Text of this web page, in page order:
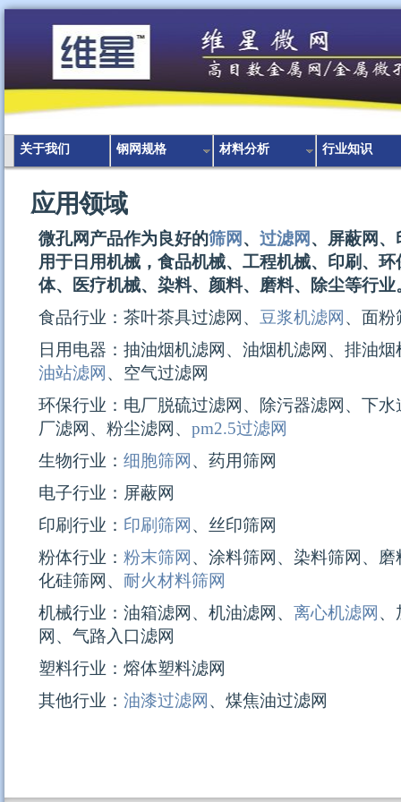
关于我们 钢网规格 材料分析 行业知识
应用领域
微孔网产品作为良好的筛网 、过滤网 、屏蔽网
用于日用机械，食品机械、工程机械、印刷、
体、医疗机械、染料、颜料、磨料、除尘等行业
食品行业：茶叶茶具过滤网、 豆浆机滤网 、面
日用电器：抽油烟机滤网、油烟机滤网、排油
油站滤网 、 空气过滤网
环保行业：电厂脱硫过滤网、除污器滤网、下
厂滤网、粉尘滤网、pm2.5过滤网
生物行业：细胞筛网 、药用筛网
电子行业：屏蔽网
印刷行业： 印刷筛网 、丝印筛网
粉体行业：粉末筛网 、涂料筛网、染料筛网、
化硅筛网、 耐火材料筛网
机械行业：油箱滤网、机油滤网、离心机滤网 、
网、气路入口滤网
塑料行业：熔体塑料滤网
其他行业：油漆过滤网 、煤焦油过滤网